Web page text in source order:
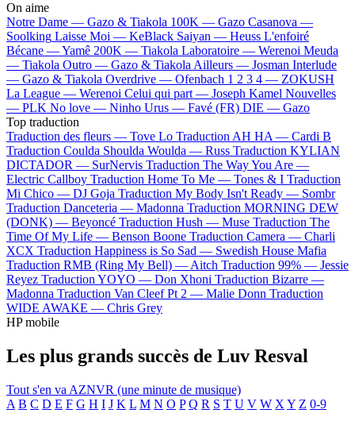
On aime
Notre Dame — Gazo & Tiakola 100K — Gazo Casanova —
Soolking Laisse Moi — KeBlack Saiyan — Heuss L'enfoiré
Bécane —Yamê 200K — Tiakola Laboratoire — Werenoi Meuda
— Tiakola Outro — Gazo & TiakolaAilleurs — Josman Interlude
— Gazo & Tiakola Overdrive — Ofenbach 1 2 3 4 — ZOKUSH
La League — Werenoi Celui qui part — Joseph Kamel Nouvelles
— PLK No love — Ninho Urus — Favé (FR) DIE — Gazo
Top traduction
Traduction des fleurs — Tove Lo Traduction AH HA — Cardi B
Traduction Coulda Shoulda Woulda — Russ Traduction KYLIAN
DICTADOR — SurNervis Traduction The Way You Are —
Electric Callboy Traduction Home To Me — Tones & I Traduction
Mi Chico — DJ Goja Traduction My Body Isn't Ready — Sombr
Traduction Danceteria — Madonna Traduction MORNING DEW
(DONK) — Beyoncé Traduction Hush — Muse Traduction The
Time Of My Life — Benson Boone Traduction Camera — Charli
XCX Traduction Happiness is So Sad — Swedish House Mafia
Traduction RMB (Ring My Bell) —Aitch Traduction 99% — Jessie
Reyez Traduction YOYO — Don Xhoni Traduction Bizarre —
Madonna Traduction Van Cleef Pt 2 — Malie Donn Traduction
WIDE AWAKE — Chris Grey
HP mobile
Les plus grands succès de Luv Resval
Tout s'en va AZNVR (une minute de musique)
A B C D E F G H I J K L M N O P Q R S T U V W X Y Z 0-9